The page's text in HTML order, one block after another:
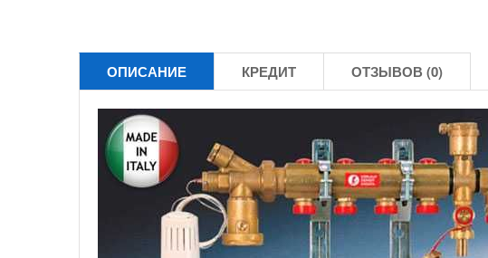
ОПИСАНИЕ КРЕДИТ ОТЗЫВОВ (0)